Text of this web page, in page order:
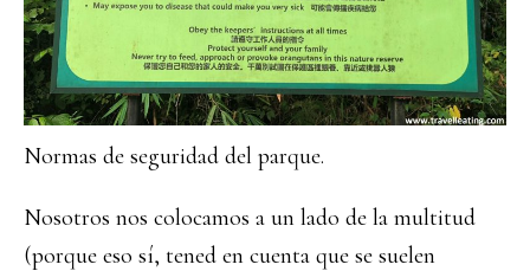
Normas de seguridad del parque.
Nosotros nos colocamos a un lado de la multitud
(porque eso sí, tened en cuenta que se suelen